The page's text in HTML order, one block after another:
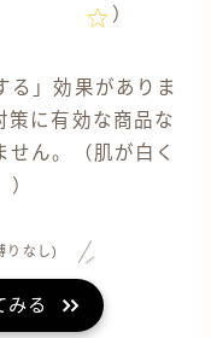
）
る」効果がありま
策に有効な商品な
ん。（肌が白く
りなし)
みる